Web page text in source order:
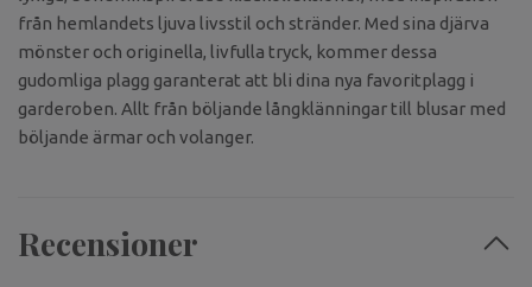
från hemlandets ljuva livsstil och stränder. Med sina djärva
mönster och originella, livfulla tryck, kommer dessa
gudomliga plagg garanterat att bli dina nya favoritplagg i
garderoben. Allt från böljande långklänningar till blusar med
böljande ärmar och volanger.
Recensioner